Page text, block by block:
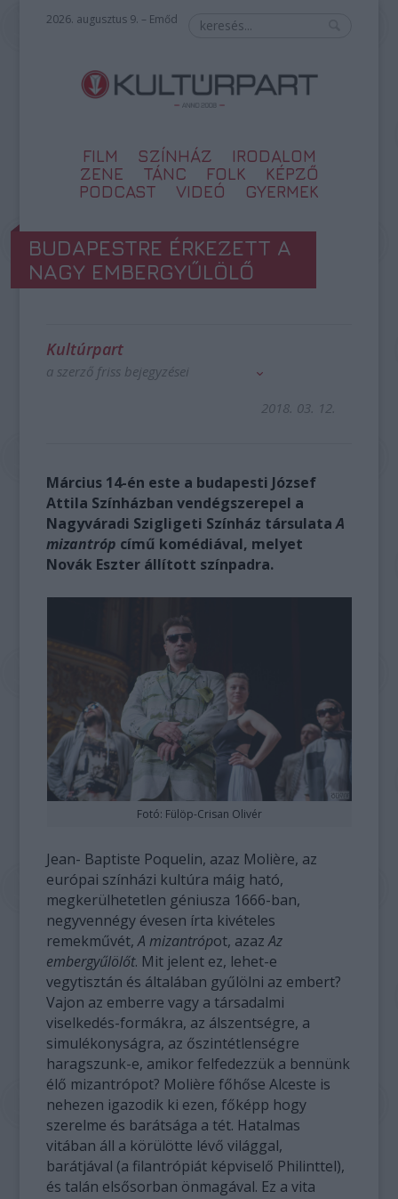
2026. augusztus 9. – Emőd
FILM SZÍNHÁZ
IRODALOM
ZENE
TÁNC FOLK
KÉPZŐ
PODCAST
VIDEÓ GYERMEK
BUDAPESTRE ÉRKEZETT A
NAGY EMBERGYŰLÖLŐ
Kultúrpart
a szerző friss bejegyzései
2018. 03. 12.
Március 14-én este a budapesti József
Attila Színházban vendégszerepel a
Nagyváradi Szigligeti Színház társulataA
mizantróp című komédiával, melyet
Novák Eszter állított színpadra.
Fotó: Fülöp-Crisan Olivér
Jean- Baptiste Poquelin, azaz Molière, az
európai színházi kultúra máig ható,
megkerülhetetlen géniusza 1666-ban,
negyvennégy évesen írta kivételes
remekművét,A mizantrópot, azazAz
embergyűlölőt. Mit jelent ez, lehet-e
vegytisztán és általában gyűlölni az embert?
Vajon az emberre vagy a társadalmi
viselkedés-formákra, az álszentségre, a
simulékonyságra, az őszintétlenségre
haragszunk-e, amikor felfedezzük a bennünk
élő mizantrópot? Molière főhőse Alceste is
nehezen igazodik ki ezen, főképp hogy
szerelme és barátsága a tét. Hatalmas
vitában áll a körülötte lévő világgal,
barátjával (a filantrópiát képviselő Philinttel),
és talán elsősorban önmagával. Ez a vita